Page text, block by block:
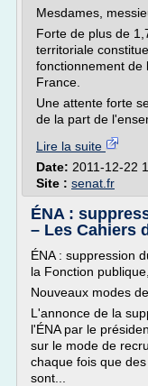
Mesdames,
Forte de plus de
territoriale
fonctionnement de
France.
Une attente forte
de la part de
Lire la suite
Date: 2011-12-22
Site : senat.fr
ÉNA :
– Les Cahiers
ÉNA : suppression
la Fonction
Nouveaux modes
L'annonce de la
l'ÉNA par le
sur le mode de
chaque fois que
sont...